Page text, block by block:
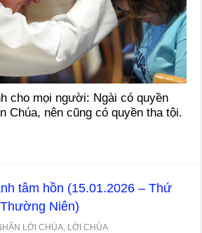
cho mọi người: Ngài có quyền
Chúa, nên cũng có quyền tha tội.
tâm hồn (15.01.2026 – Thứ
Niên)
LỜI CHÚA LỜI CHÚA